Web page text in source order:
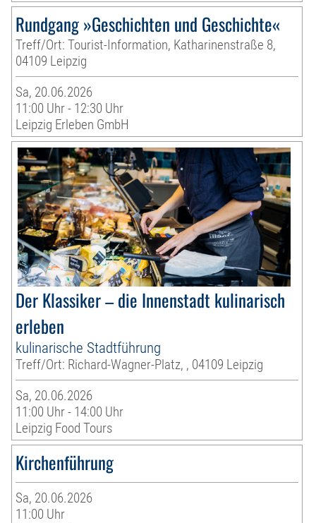
Rundgang »Geschichten und Geschichte«
Treff/Ort: Tourist-Information, Katharinenstraße 8,
04109 Leipzig
Sa, 20.06.2026
11:00 Uhr - 12:30 Uhr
Leipzig Erleben GmbH
Der Klassiker – die Innenstadt kulinarisch
erleben
kulinarische Stadtführung
Treff/Ort: Richard-Wagner-Platz, , 04109 Leipzig
Sa, 20.06.2026
11:00 Uhr - 14:00 Uhr
Leipzig Food Tours
Kirchenführung
Sa, 20.06.2026
11:00 Uhr